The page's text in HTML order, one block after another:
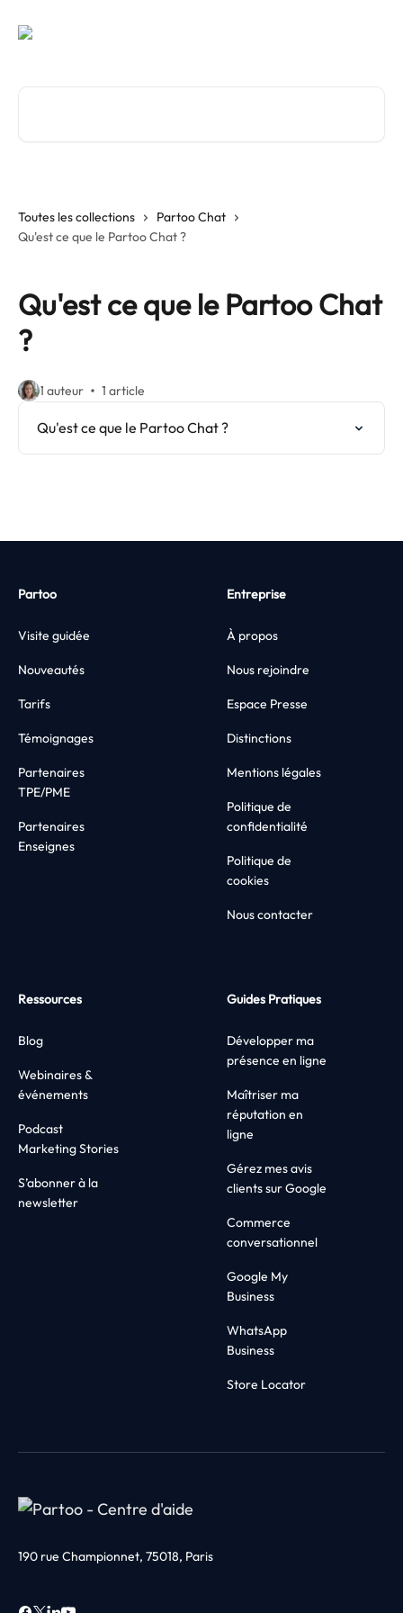
Toutes les collections
Partoo Chat
Qu'est ce que le Partoo Chat ?
Qu'est ce que le Partoo Chat
?
1 auteur 1 article
Qu'est ce que le Partoo Chat ?
Partoo
Visite guidée
Nouveautés
Tarifs
Témoignages
Partenaires
TPE/PME
Partenaires
Enseignes
Entreprise
À propos
Nous rejoindre
Espace Presse
Distinctions
Mentions légales
Politique de
confidentialité
Politique de
cookies
Nous contacter
Ressources
Blog
Webinaires &
événements
Podcast
Marketing Stories
S’abonner à la
newsletter
Guides Pratiques
Développer ma
présence en ligne
Maîtriser ma
réputation en
ligne
Gérez mes avis
clients sur Google
Commerce
conversationnel
Google My
Business
WhatsApp
Business
Store Locator
190 rue Championnet, 75018, Paris